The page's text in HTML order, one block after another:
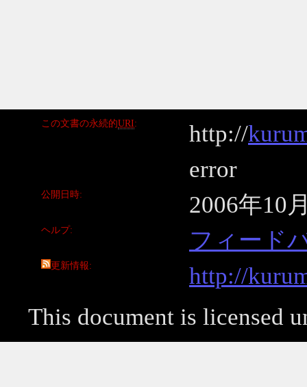
この文書の永続的URI http://
error
公開日時 2006年10
ヘルプ フィード
更新情報
http://
This document is licensed